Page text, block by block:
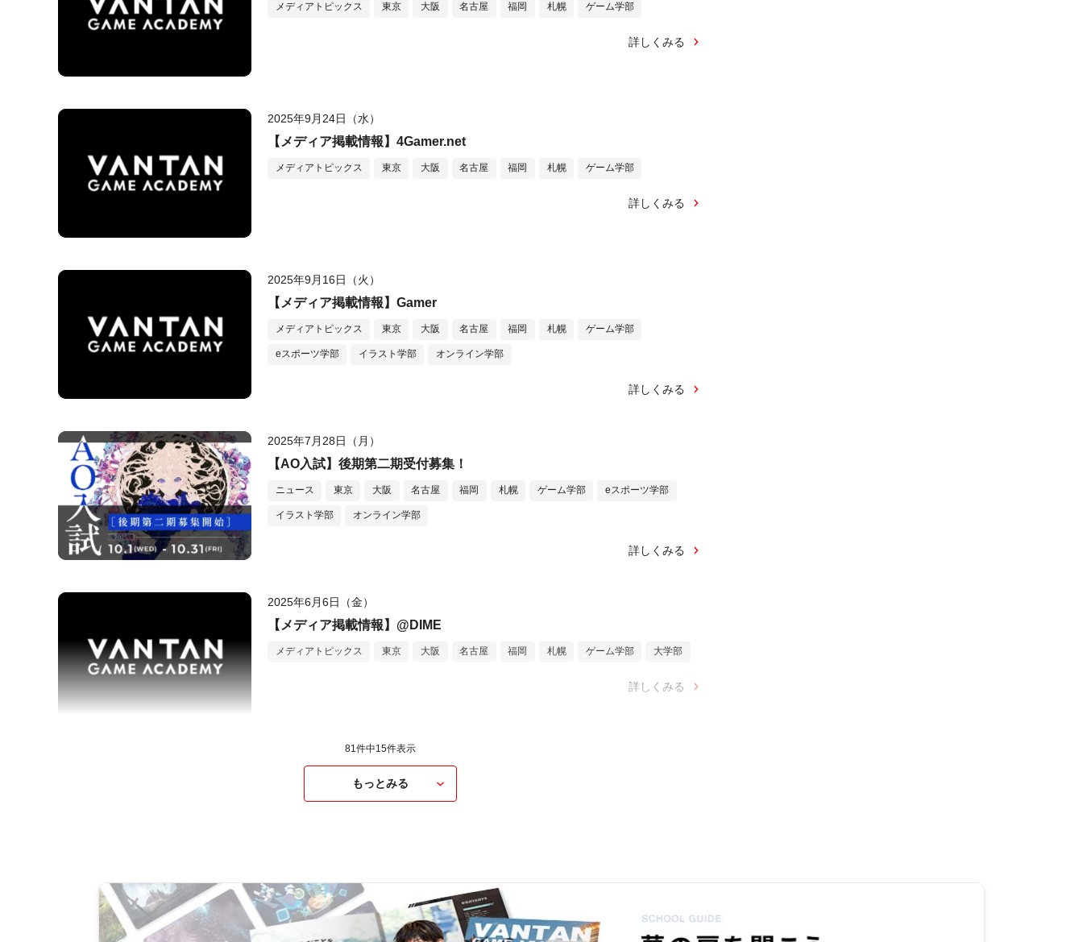
メディアトピックス 東京 大阪 名古屋 福岡 札幌 ゲーム学部
詳しくみる
2025年9月24日（水）
【メディア掲載情報】4Gamer.net
メディアトピックス 東京 大阪 名古屋 福岡 札幌 ゲーム学部
詳しくみる
2025年9月16日（火）
【メディア掲載情報】Gamer
メディアトピックス 東京 大阪 名古屋 福岡 札幌 ゲーム学部
eスポーツ学部 イラスト学部 オンライン学部
詳しくみる
2025年7月28日（月）
【AO入試】後期第二期受付募集！
ニュース 東京 大阪 名古屋 福岡 札幌 ゲーム学部 eスポーツ学部
イラスト学部 オンライン学部
詳しくみる
2025年6月6日（金）
【メディア掲載情報】@DIME
メディアトピックス 東京 大阪 名古屋 福岡 札幌 ゲーム学部 大学部
詳しくみる
81件中15件表示
もっとみる